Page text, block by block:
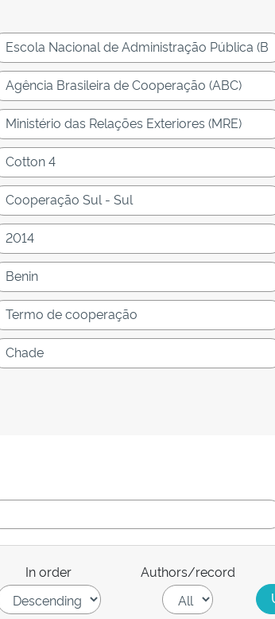
In order Authors/record